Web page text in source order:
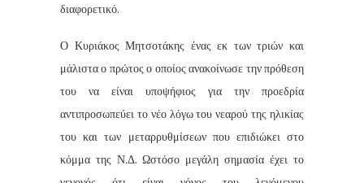
διαφορετικό.
Ο Κυριάκος Μητσοτάκης ένας εκ των τριών και
μάλιστα ο πρώτος ο οποίος ανακοίνωσε την πρόθεση
του να είναι υποψήφιος για την προεδρία
αντιπροσωπεύει το νέο λόγω του νεαρού της ηλικίας
του και των μεταρρυθμίσεων που επιδιώκει στο
κόμμα της Ν.Δ. Ωστόσο μεγάλη σημασία έχει το